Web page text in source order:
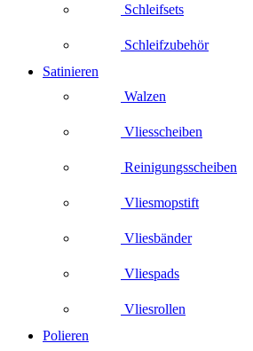
Schleifsets
Schleifzubehör
Satinieren
Walzen
Vliesscheiben
Reinigungsscheiben
Vliesmopstift
Vliesbänder
Vliespads
Vliesrollen
Polieren